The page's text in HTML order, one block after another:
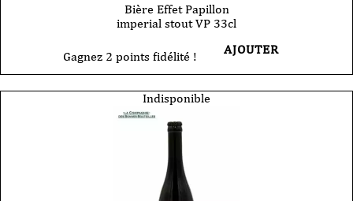
Bière Effet Papillon
imperial stout VP 33cl
Gagnez 2 points fidélité ! AJOUTER
Indisponible